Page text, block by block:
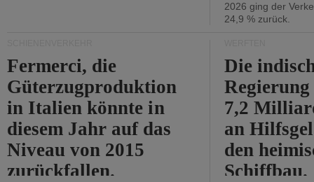
2026 ging der
24,9 % zurück.
Fermerci, die
Güterzugproduktion
in Italien könnte in
diesem Jahr auf das
Niveau von 2015
zurückfallen.
Die
7,2
an
den
Schiffbau.